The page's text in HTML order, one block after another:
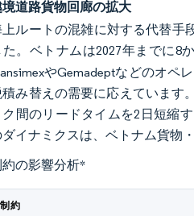
境道路貨物回廊の拡大
ルートの混雑に対する代替手
た。ベトナムは2027年までに8
やGemadeptなどのオペ
み替えの需要に応えています
ク間のリードタイムを2日短縮
イナミクスは、ベトナム貨物
の影響分析*
制約